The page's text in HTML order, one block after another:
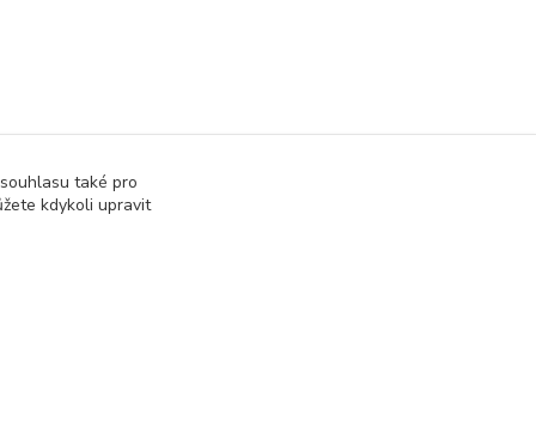
také pro
kdykoli upravit